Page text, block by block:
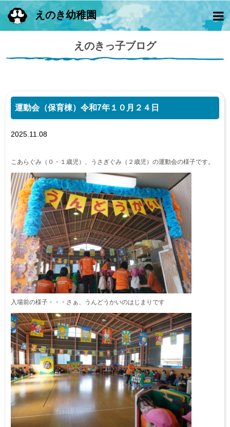
えのき幼稚園
えのきっ子ブログ
運動会（保育棟）令和7年１０月２４日
2025.11.08
こあらぐみ（０・１歳児）、うさぎぐみ（２歳児）の運動会の様子です。
入場前の様子・・・さぁ、うんどうかいのはじまりです